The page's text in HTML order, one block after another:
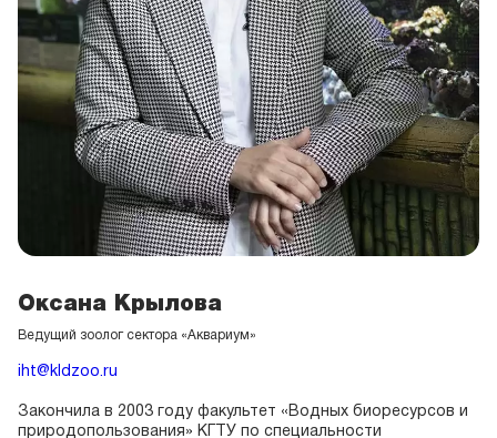
Оксана Крылова
Ведущий зоолог сектора «Аквариум»
iht@kldzoo.ru
Закончила в 2003 году факультет «Водных биоресурсов и
природопользования» КГТУ по специальности